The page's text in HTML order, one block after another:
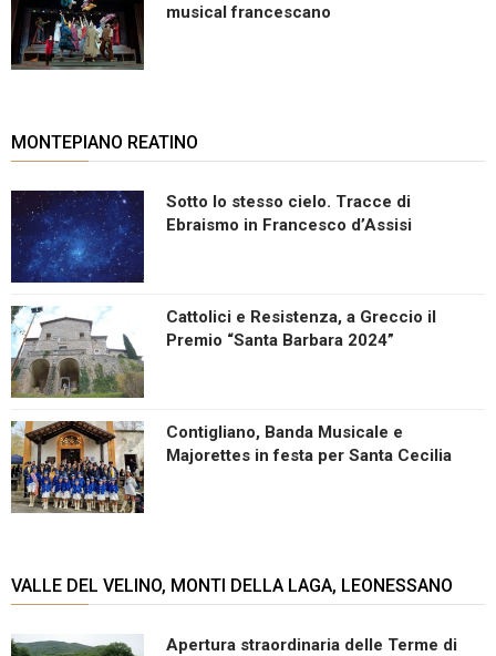
musical francescano
MONTEPIANO REATINO
Sotto lo stesso cielo. Tracce di
Ebraismo in Francesco d’Assisi
Cattolici e Resistenza, a Greccio il
Premio “Santa Barbara 2024”
Contigliano, Banda Musicale e
Majorettes in festa per Santa Cecilia
VALLE DEL VELINO, MONTI DELLA LAGA, LEONESSANO
Apertura straordinaria delle Terme di